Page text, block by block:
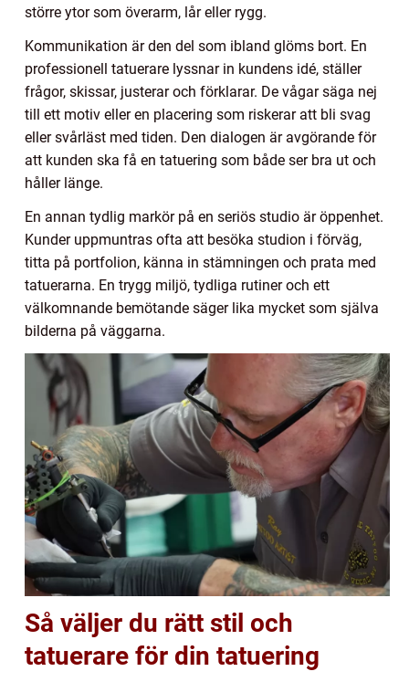
större ytor som överarm, lår eller rygg.
Kommunikation är den del som ibland glöms bort. En
professionell tatuerare lyssnar in kundens idé, ställer
frågor, skissar, justerar och förklarar. De vågar säga nej
till ett motiv eller en placering som riskerar att bli svag
eller svårläst med tiden. Den dialogen är avgörande för
att kunden ska få en tatuering som både ser bra ut och
håller länge.
En annan tydlig markör på en seriös studio är öppenhet.
Kunder uppmuntras ofta att besöka studion i förväg,
titta på portfolion, känna in stämningen och prata med
tatuerarna. En trygg miljö, tydliga rutiner och ett
välkomnande bemötande säger lika mycket som själva
bilderna på väggarna.
Så väljer du rätt stil och
tatuerare för din tatuering